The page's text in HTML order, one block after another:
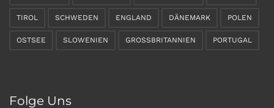
TIROL SCHWEDEN ENGLAND DÄNEMARK POLEN
OSTSEE SLOWENIEN GROSSBRITANNIEN PORTUGAL
Folge Uns